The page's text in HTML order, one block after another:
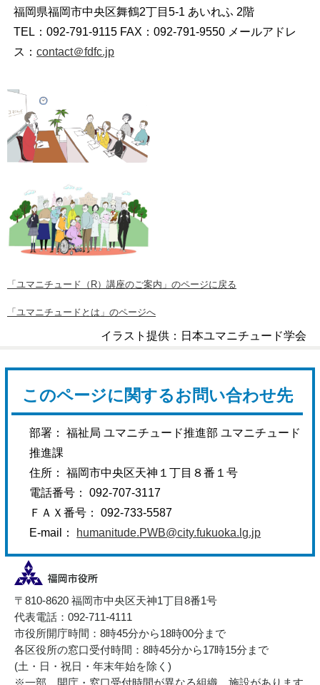
福岡県福岡市中央区舞鶴2丁目5-1 あいれふ 2階
TEL：092-791-9115 FAX：092-791-9550 メールアドレ
ス：contact＠fdfc.jp
「ユマニチュード（R）講座のご案内」のページに戻る
「ユマニチュードとは」のページへ
イラスト提供：日本ユマニチュード学会
このページに関するお問い合わせ先
部署： 福祉局 ユマニチュード推進部 ユマニチュード
推進課
住所： 福岡市中央区天神１丁目８番１号
電話番号： 092-707-3117
ＦＡＸ番号： 092-733-5587
E-mail：
humanitude.PWB@city.fukuoka.lg.jp
〒810-8620 福岡市中央区天神1丁目8番1号
代表電話：092-711-4111
市役所開庁時間：8時45分から18時00分まで
各区役所の窓口受付時間：8時45分から17時15分まで
(土・日・祝日・年末年始を除く)
※一部、開庁・窓口受付時間が異なる組織、施設があります